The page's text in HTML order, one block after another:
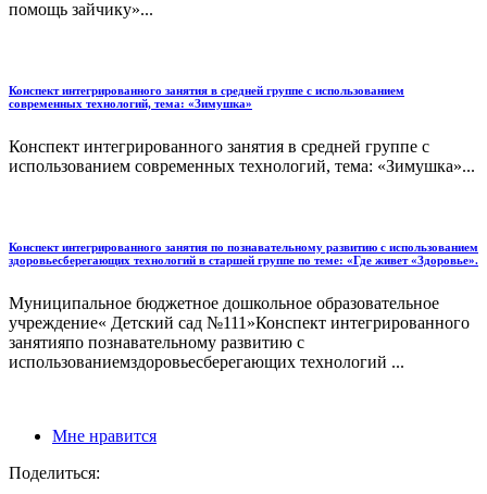
помощь зайчику»...
Конспект интегрированного занятия в средней группе с использованием
современных технологий, тема: «Зимушка»
Конспект интегрированного занятия в средней группе с
использованием современных технологий, тема: «Зимушка»...
Конспект интегрированного занятия по познавательному развитию с использованием
здоровьесберегающих технологий в старшей группе по теме: «Где живет «Здоровье».
Муниципальное бюджетное дошкольное образовательное
учреждение« Детский сад №111»Конспект интегрированного
занятияпо познавательному развитию с
использованиемздоровьесберегающих технологий ...
Мне нравится
Поделиться: